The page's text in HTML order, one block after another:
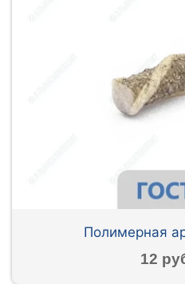
Полимерная
12